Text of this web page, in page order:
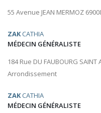
55 Avenue JEAN MERMOZ
ZAKCATHIA
MÉDECIN GÉNÉRALISTE
184 Rue DU FAUBOURG
Arrondissement
ZAKCATHIA
MÉDECIN GÉNÉRALISTE